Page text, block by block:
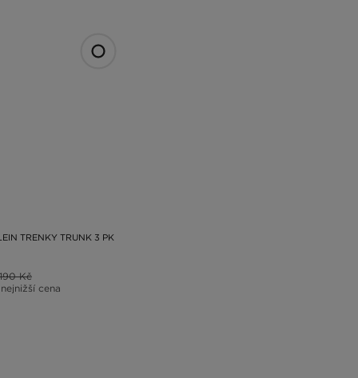
TRENKY TRUNK 3 PK
Kč
nejnižší cena